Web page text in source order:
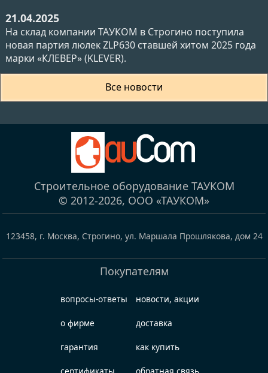
21.04.2025
На склад компании ТАУКОМ в Строгино поступила
новая партия люлек ZLP630 ставшей хитом 2025 года
марки «КЛЕВЕР» (KLEVER).
Все новости
Строительное оборудование ТАУКОМ
© 2012-2026, ООО «ТАУКОМ»
123458, г. Москва, Строгино, ул. Маршала Прошлякова, дом 24
Покупателям
вопросы-ответы
о фирме
гарантия
новости, акции
доставка
как купить